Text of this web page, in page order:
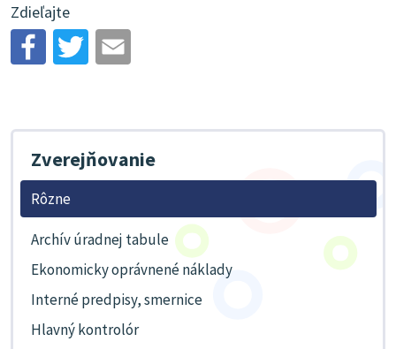
Zdieľajte
Zverejňovanie
Rôzne
Archív úradnej tabule
Ekonomicky oprávnené náklady
Interné predpisy, smernice
Hlavný kontrolór